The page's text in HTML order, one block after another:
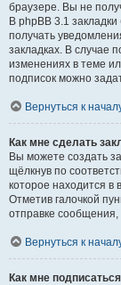
браузере. Вы не
В phpBB 3.1
получать
закладках. В случае
изменениях в теме
подписок можно
Вернуться к
Как мне сделать
Вы можете создать
щёлкнув по
которое находится в
Отметив галочкой
отправке
Вернуться к
Как мне